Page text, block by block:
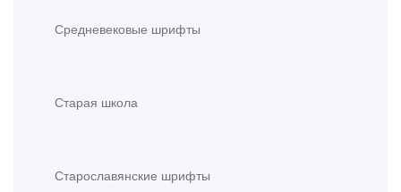
Средневековые шрифты
Старая школа
Старославянские шрифты